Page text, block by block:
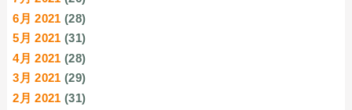
6月 2021 (28)
5月 2021 (31)
4月 2021 (28)
3月 2021 (29)
2月 2021 (31)